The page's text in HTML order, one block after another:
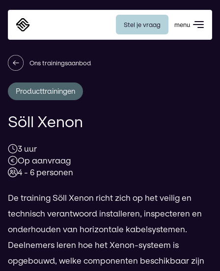
Stel je vraag menu
Ons trainingsaanbod
Producttrainingen
Söll Xenon
3 uur
Op aanvraag
4 - 6 personen
De training Söll Xenon richt zich op het veilig en
technisch verantwoord installeren, inspecteren en
onderhouden van horizontale kabelsystemen.
Deelnemers leren hoe het Xenon-systeem is
opgebouwd, welke componenten beschikbaar zijn